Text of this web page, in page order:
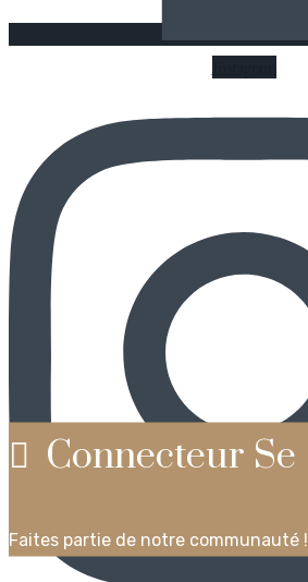
Connecteur Se
Faites partie de notre communauté !